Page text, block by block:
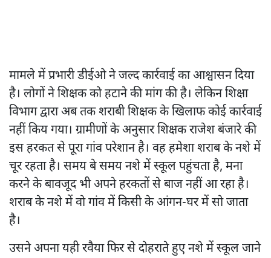
मामले में प्रभारी डीईओ ने जल्द कार्रवाई का आश्वासन दिया
है। लोगों ने शिक्षक को हटाने की मांग की है। लेकिन शिक्षा
विभाग द्वारा अब तक शराबी शिक्षक के खिलाफ कोई कार्रवाई
नहीं किय गया। ग्रामीणों के अनुसार शिक्षक राजेश बंजारे की
इस हरकत से पूरा गांव परेशान है। वह हमेशा शराब के नशे में
चूर रहता है। समय बे समय नशे में स्कूल पहुंचता है, मना
करने के बावजूद भी अपने हरकतों से बाज नहीं आ रहा है।
शराब के नशे में वो गांव में किसी के आंगन-घर में सो जाता
है।
उसने अपना यही रवैया फिर से दोहराते हुए नशे में स्कूल जाने